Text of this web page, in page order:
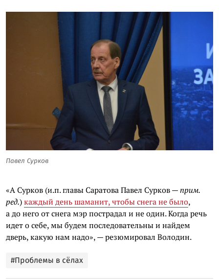
Павел Сурков
«А Сурков (и.п. главы Саратова Павел Сурков —прим.
ред.)каждый день шаманит, чтобы снега не было,
а до него от снега мэр пострадал и не один. Когда речь
идет о себе, мы будем последовательны и найдем
дверь, какую нам надо», — резюмировал Володин.
#Проблемы в сёлах